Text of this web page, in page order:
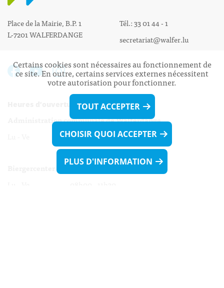
Place de la Mairie, B.P. 1
L-7201 WALFERDANGE
Tél.: 33 01 44 - 1
secretariat@walfer.lu
Heures d’ouverture:
Administration communale de Walferdange
Lu - Ve 08h00 - 11h30
13h30 - 16h00
Certains cookies sont nécessaires au fonctionnement de
ce site. En outre, certains services externes nécessitent
votre autorisation pour fonctionner.
TOUT ACCEPTER
CHOISIR QUOI ACCEPTER
PLUS D'INFORMATION